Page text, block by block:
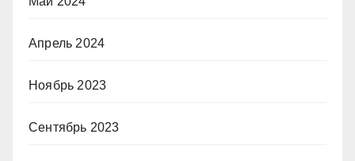
Апрель 2024
Ноябрь 2023
Сентябрь 2023